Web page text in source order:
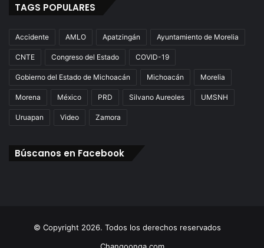
TAGS POPULARES
Accidente AMLO Apatzingán Ayuntamiento de Morelia
CNTE Congreso del Estado COVID-19
Gobierno del Estado de Michoacán Michoacán Morelia
Morena México PRD Silvano Aureoles UMSNH
Uruapan Video Zamora
Búscanos en Facebook
© Copyright 2026. Todos los derechos reservados